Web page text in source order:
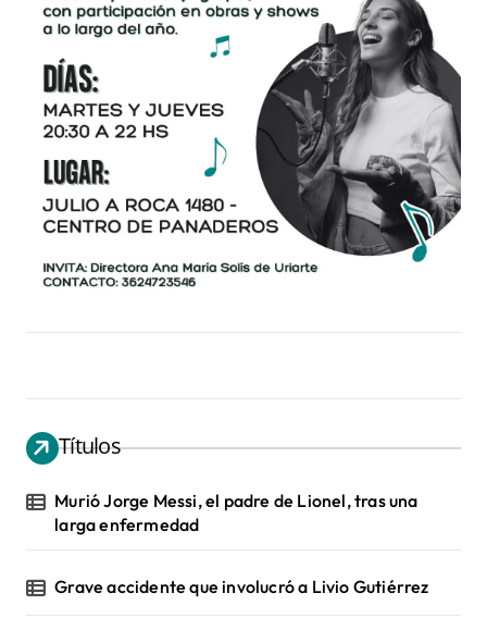
Títulos
Murió Jorge Messi, el padre de Lionel, tras una
larga enfermedad
Grave accidente que involucró a Livio Gutiérrez